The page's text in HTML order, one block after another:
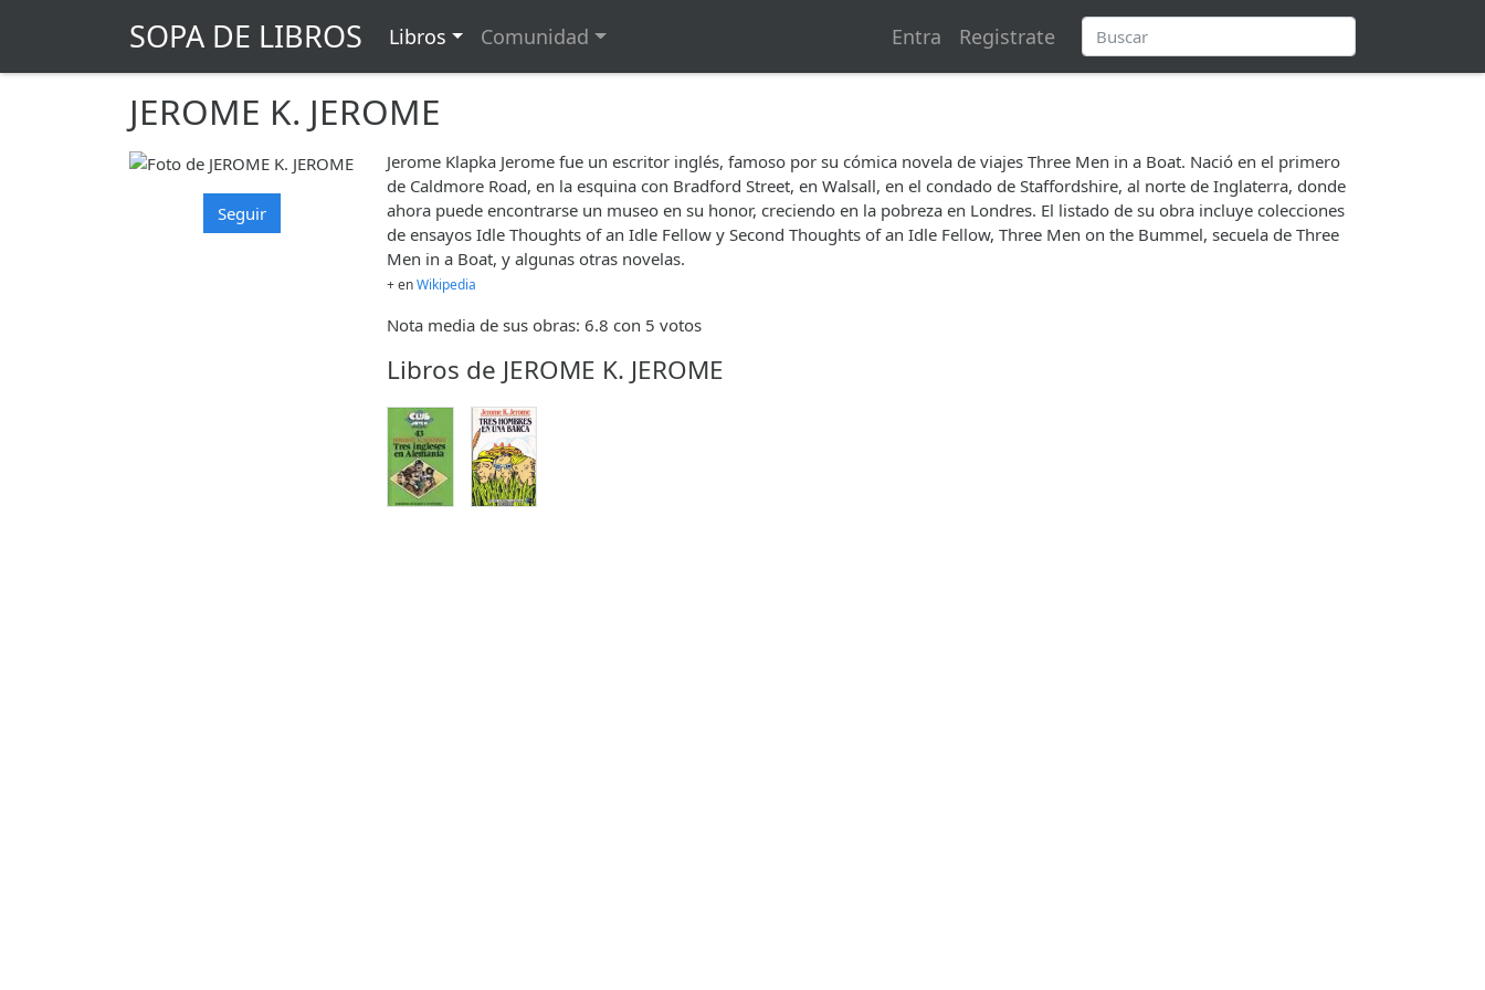
SOPA DE LIBROS Libros Comunidad Entra Registrate
JEROME K. JEROME
Seguir
Jerome Klapka Jerome fue un escritor inglés, famoso por su cómica novela de viajes Three Men in a Boat. Nació en el primero
de Caldmore Road, en la esquina con Bradford Street, en Walsall, en el condado de Staffordshire, al norte de Inglaterra, donde
ahora puede encontrarse un museo en su honor, creciendo en la pobreza en Londres. El listado de su obra incluye colecciones
de ensayos Idle Thoughts of an Idle Fellow y Second Thoughts of an Idle Fellow, Three Men on the Bummel, secuela de Three
Men in a Boat, y algunas otras novelas.
+ enWikipedia
Nota media de sus obras: 6.8 con 5 votos
Libros de JEROME K. JEROME